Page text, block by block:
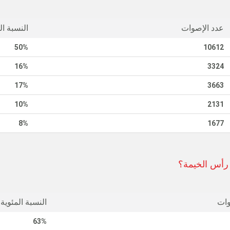
عدد الإصوات النسبة
10612
50%
3324
16%
3663
17%
2131
10%
1677
8%
رأس الخيمة؟
النسبة المئوية
63%